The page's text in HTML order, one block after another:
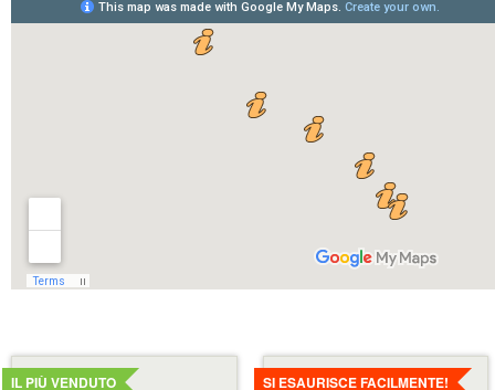
IL PIÙ VENDUTO
Dettagli
SI ESAURISCE FACILMENTE!
Dettagli